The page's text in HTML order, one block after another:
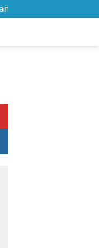
Ajak ASN